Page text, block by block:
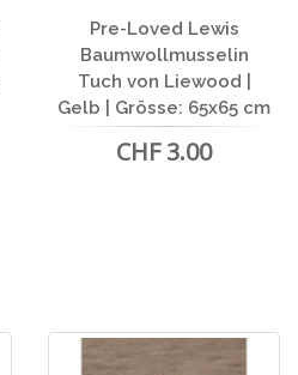
Pre-Loved Lewis
Baumwollmusselin
Tuch von Liewood |
Gelb | Grösse: 65x65 cm
CHF 3.00